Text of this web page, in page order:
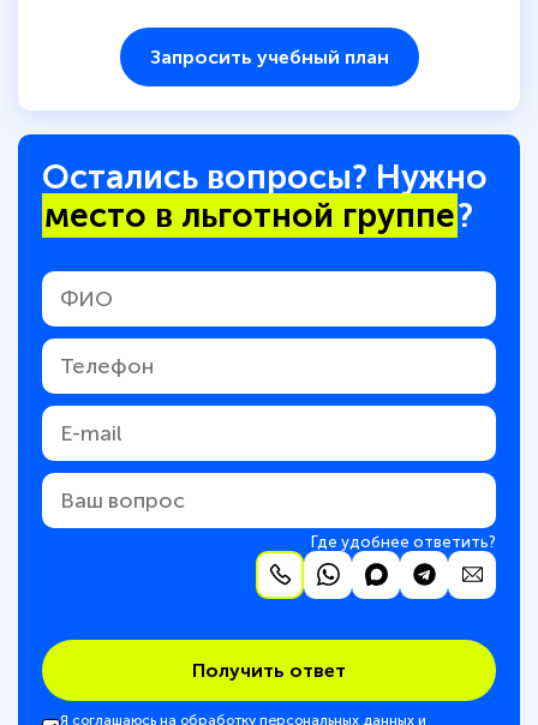
Запросить учебный план
Остались вопросы? Нужно
место в льготной группе?
Где удобнее ответить?
Получить ответ
Я соглашаюсь на обработку персональных данных и